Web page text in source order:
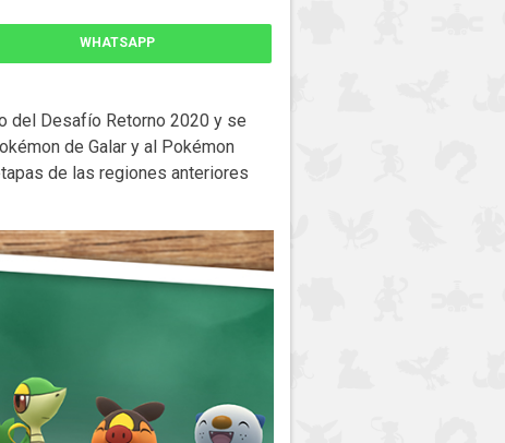
WHATSAPP
del Desafío Retorno 2020 y se
de Galar y al Pokémon
de las regiones anteriores